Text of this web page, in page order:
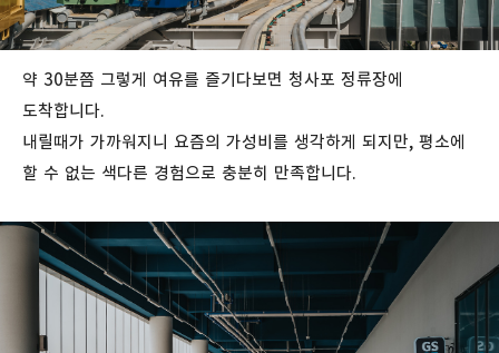
약 30분쯤 그렇게 여유를 즐기다보면 청사포 정류장에
도착합니다.
내릴때가 가까워지니 요즘의 가성비를 생각하게 되지만, 평소에
할 수 없는 색다른 경험으로 충분히 만족합니다.